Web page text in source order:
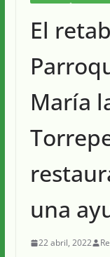
El
María
una
22 abril, 2022